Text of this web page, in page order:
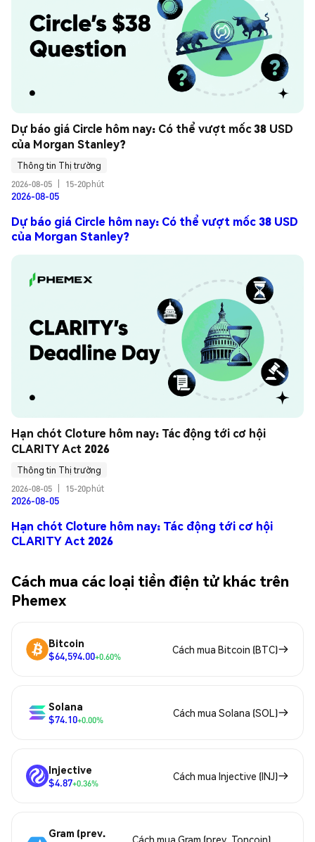
Dự báo giá Circle hôm nay: Có thể vượt mốc 38 USD
của Morgan Stanley?
Thông tin Thị trường
2026-08-05
15-20phút
2026-08-05
Dự báo giá Circle hôm nay: Có thể vượt mốc 38 USD
của Morgan Stanley?
Hạn chót Cloture hôm nay: Tác động tới cơ hội
CLARITY Act 2026
Thông tin Thị trường
2026-08-05
15-20phút
2026-08-05
Hạn chót Cloture hôm nay: Tác động tới cơ hội
CLARITY Act 2026
Cách mua các loại tiền điện tử khác trên
Phemex
Bitcoin
$64,594.00+0.60%
Cách mua Bitcoin (BTC)
Solana
$74.10+0.00%
Cách mua Solana (SOL)
Injective
$4.87+0.36%
Cách mua Injective (INJ)
Gram (prev.
Cách mua Gram (prev. Toncoin)